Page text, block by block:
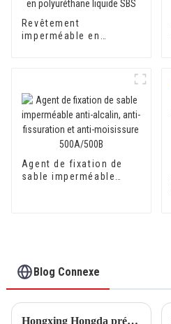
Revêtement
imperméable en
Agent de fixation de
sable imperméable
Blog Connexe
Hongxing Hongda prévoit d'investir 1,6 milliard de yuans pour construire une nouvelle usine de production d'émulsion d'une capacité de production de 510 000 tonnes par an.